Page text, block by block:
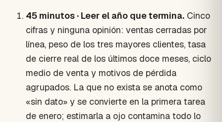
45 minutos · Leer el año que termina. Cinco
cifras y ninguna opinión: ventas cerradas por
línea, peso de los tres mayores clientes, tasa
de cierre real de los últimos doce meses, ciclo
medio de venta y motivos de pérdida
agrupados. La que no exista se anota como
«sin dato» y se convierte en la primera tarea
de enero; estimarla a ojo contamina todo lo